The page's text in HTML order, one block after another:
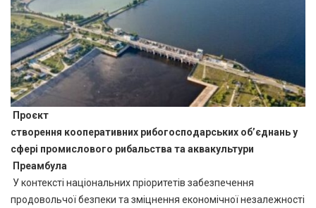
П роєкт
створення кооперативних рибогосподарських об’єднань у
сфері промислового рибальства та аквакультури
Преамбула
У контексті національних пріоритетів забезпечення
продовольчої безпеки та зміцнення економічної незалежності